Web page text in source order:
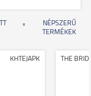
NÉPSZERŰ
TERMÉKEK
KHTEJAPK THE